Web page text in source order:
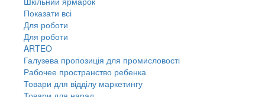
Показати всі
Для роботи
Для роботи
ARTEO
Галузева пропозиція для промисловості
Рабочее пространство ребенка
Товари для відділу маркетингу